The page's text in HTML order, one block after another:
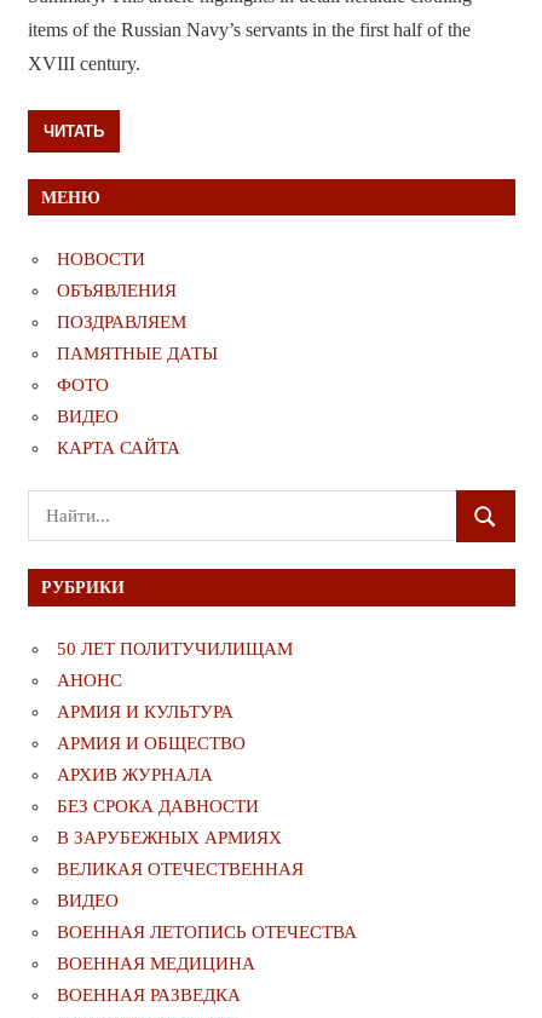
items of the Russian Navy’s servants in the first half of the
XVIII century.
ЧИТАТЬ
МЕНЮ
НОВОСТИ
ОБЪЯВЛЕНИЯ
ПОЗДРАВЛЯЕМ
ПАМЯТНЫЕ ДАТЫ
ФОТО
ВИДЕО
КАРТА САЙТА
Поиск
для:
ПОИСК
РУБРИКИ
50 ЛЕТ ПОЛИТУЧИЛИЩАМ
АНОНС
АРМИЯ И КУЛЬТУРА
АРМИЯ И ОБЩЕСТВО
АРХИВ ЖУРНАЛА
БЕЗ СРОКА ДАВНОСТИ
В ЗАРУБЕЖНЫХ АРМИЯХ
ВЕЛИКАЯ ОТЕЧЕСТВЕННАЯ
ВИДЕО
ВОЕННАЯ ЛЕТОПИСЬ ОТЕЧЕСТВА
ВОЕННАЯ МЕДИЦИНА
ВОЕННАЯ РАЗВЕДКА